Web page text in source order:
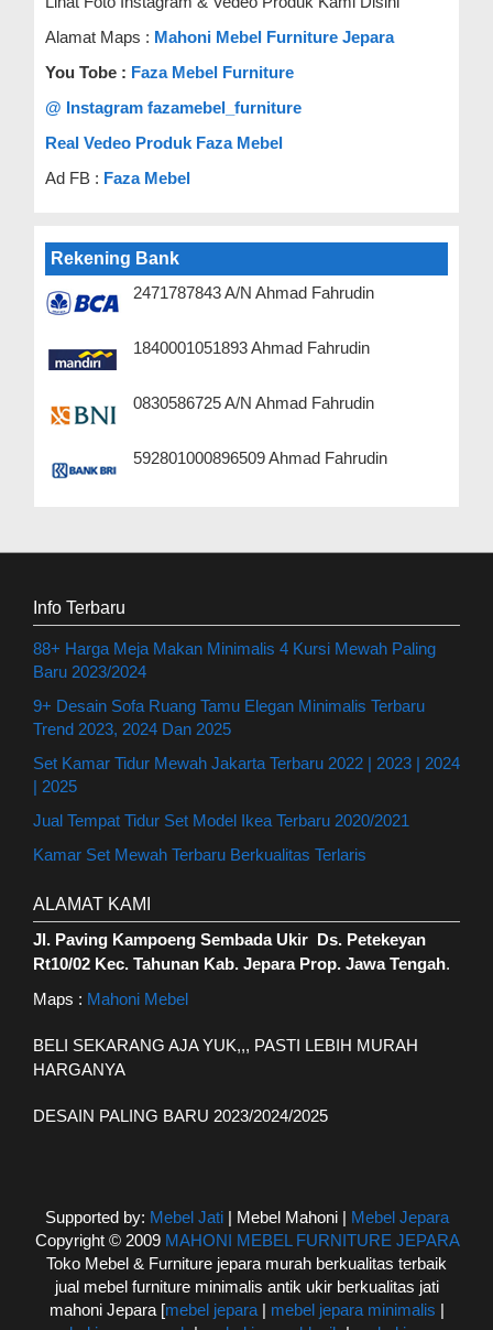
Alamat Maps : Mahoni Mebel Furniture Jepara
You Tobe : Faza Mebel Furniture
@ Instagram fazamebel_furniture
Real Vedeo Produk Faza Mebel
Ad FB : Faza Mebel
Rekening Bank
2471787843 A/N Ahmad Fahrudin
1840001051893 Ahmad Fahrudin
0830586725 A/N Ahmad Fahrudin
592801000896509 Ahmad Fahrudin
Info Terbaru
88+ Harga Meja Makan Minimalis 4 Kursi Mewah Paling
Baru 2023/2024
9+ Desain Sofa Ruang Tamu Elegan Minimalis Terbaru
Trend 2023, 2024 Dan 2025
Set Kamar Tidur Mewah Jakarta Terbaru 2022 | 2023 | 2024
| 2025
Jual Tempat Tidur Set Model Ikea Terbaru 2020/2021
Kamar Set Mewah Terbaru Berkualitas Terlaris
ALAMAT KAMI
Jl. Paving Kampoeng Sembada Ukir Ds. Petekeyan
Rt10/02 Kec. Tahunan Kab. Jepara Prop. Jawa Tengah.
Maps : Mahoni Mebel
BELI SEKARANG AJA YUK,,, PASTI LEBIH MURAH
HARGANYA
DESAIN PALING BARU 2023/2024/2025
Supported by: Mebel Jati| Mebel Mahoni | Mebel Jepara
Copyright © 2009 MAHONI MEBEL FURNITURE JEPARA
Toko Mebel & Furniture jepara murah berkualitas terbaik
jual mebel furniture minimalis antik ukir berkualitas jati
mahoni Jepara [mebel jepara| mebel jepara minimalis |